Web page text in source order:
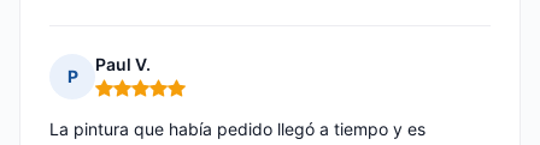
P
Paul V.
Nota: 5 de 5
La pintura que había pedido llegó a tiempo y es